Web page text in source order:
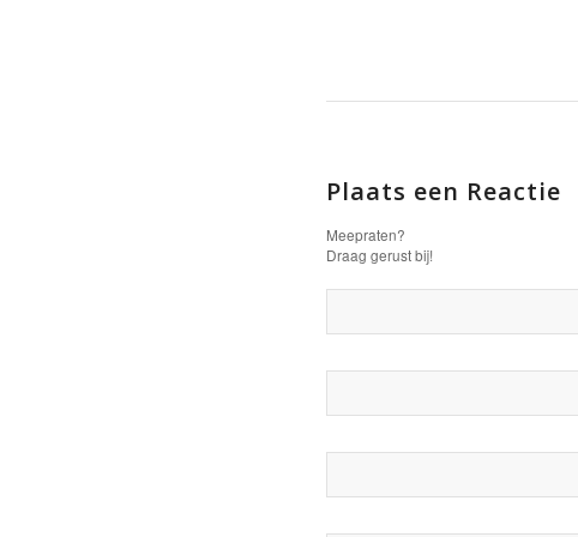
Plaats een Reactie
Meepraten?
Draag gerust bij!